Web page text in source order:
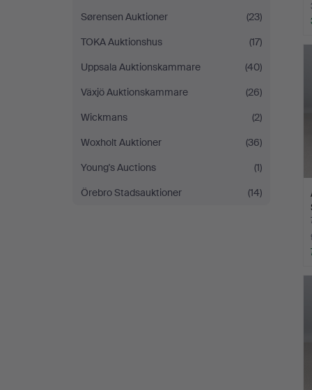
Sørensen Auktioner
(23)
TOKA Auktionshus
(17)
Uppsala Auktionskammare
(40)
Växjö Auktionskammare
(26)
Wickmans
(2)
Woxholt Auktioner
(36)
Young's Auctions
(1)
Örebro Stadsauktioner
(14)